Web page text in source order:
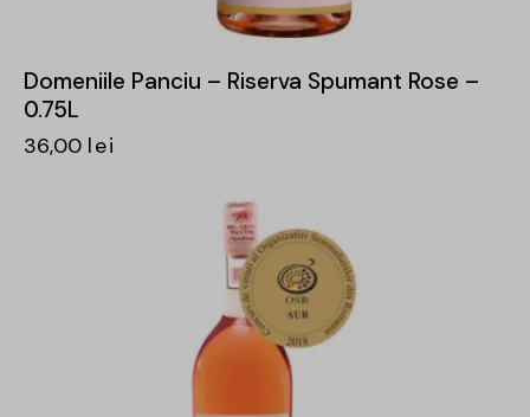
Domeniile Panciu – Riserva Spumant Rose –
0.75L
36,00 lei